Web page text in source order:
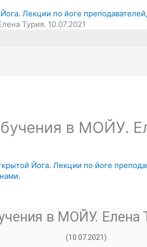
Лекции по йоге
Турия. 10.07.2021
в МОЙУ.
Йога. Лекции по йоге
в МОЙУ. Елена
(10.07.2021)